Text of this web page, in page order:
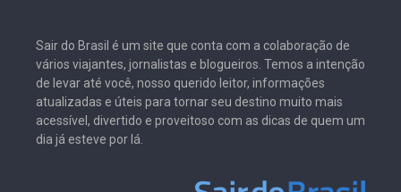
Sair do Brasil é um site que conta com a colaboração de
vários viajantes, jornalistas e blogueiros. Temos a intenção
de levar até você, nosso querido leitor, informações
atualizadas e úteis para tornar seu destino muito mais
acessível, divertido e proveitoso com as dicas de quem um
dia já esteve por lá.